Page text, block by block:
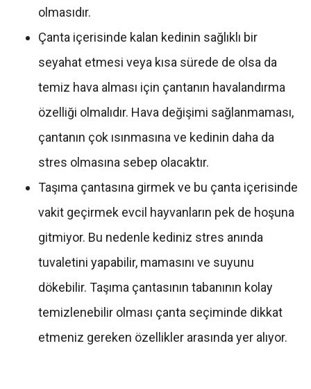
olmasıdır.
Çanta içerisinde kalan kedinin sağlıklı bir
seyahat etmesi veya kısa sürede de olsa da
temiz hava alması için çantanın havalandırma
özelliği olmalıdır. Hava değişimi sağlanmaması,
çantanın çok ısınmasına ve kedinin daha da
stres olmasına sebep olacaktır.
Taşıma çantasına girmek ve bu çanta içerisinde
vakit geçirmek evcil hayvanların pek de hoşuna
gitmiyor. Bu nedenle kediniz stres anında
tuvaletini yapabilir, mamasını ve suyunu
dökebilir. Taşıma çantasının tabanının kolay
temizlenebilir olması çanta seçiminde dikkat
etmeniz gereken özellikler arasında yer alıyor.